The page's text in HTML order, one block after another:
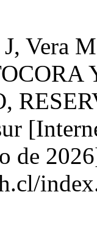
J, Vera
de